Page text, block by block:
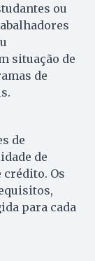
ou
situação de
de
de
de
crédito. Os
para cada